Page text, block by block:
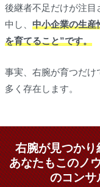
後継者不足だけが注目
中し、 中小企業の生産
を育てること”です。
事実、右腕が育つだけ
多く存在します。
右腕が見つか
あなたもこのノ
のコンサ